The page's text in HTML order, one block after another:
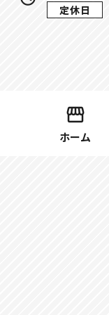
定休日
ホーム